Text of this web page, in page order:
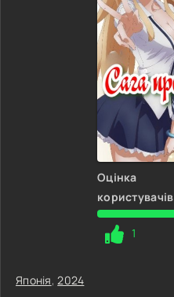
Оцінка
користувачів
1
Японія,2024